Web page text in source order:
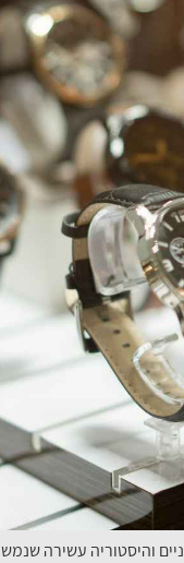
והיסטוריה עשירה